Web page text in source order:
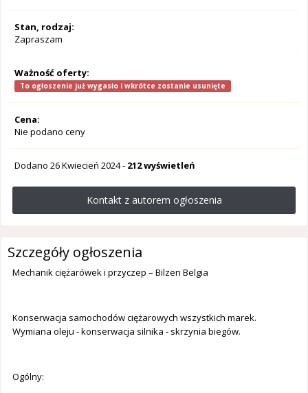
Stan, rodzaj:
Zapraszam
Ważność oferty:
To ogłoszenie już wygasło i wkrótce zostanie usunięte
Cena:
Nie podano ceny
Dodano 26 Kwiecień 2024- 212 wyświetleń
Kontakt z autorem ogłoszenia
Szczegóły ogłoszenia
Mechanik ciężarówek i przyczep – Bilzen Belgia
Konserwacja samochodów ciężarowych wszystkich marek.
Wymiana oleju - konserwacja silnika - skrzynia biegów.
Ogólny: